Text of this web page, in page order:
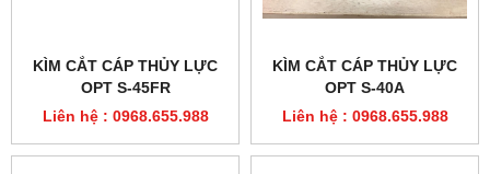
KÌM CẮT CÁP THỦY LỰC
OPT S-45FR
Liên hệ : 0968.655.988
KÌM CẮT CÁP THỦY LỰC
OPT S-40A
Liên hệ : 0968.655.988